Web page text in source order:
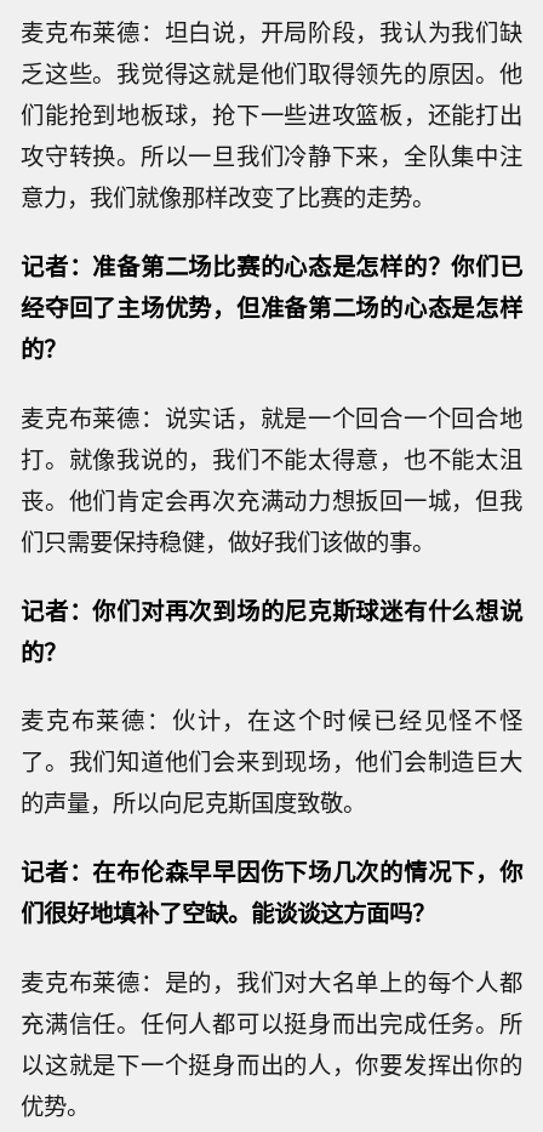
麦克布莱德：坦白说，开局阶段，我认为我们缺
乏这些。我觉得这就是他们取得领先的原因。他
们能抢到地板球，抢下一些进攻篮板，还能打出
攻守转换。所以一旦我们冷静下来，全队集中注
意力，我们就像那样改变了比赛的走势。
记者：准备第二场比赛的心态是怎样的？你们已
经夺回了主场优势，但准备第二场的心态是怎样
的？
麦克布莱德：说实话，就是一个回合一个回合地
打。就像我说的，我们不能太得意，也不能太沮
丧。他们肯定会再次充满动力想扳回一城，但我
们只需要保持稳健，做好我们该做的事。
记者：你们对再次到场的尼克斯球迷有什么想说
的？
麦克布莱德：伙计，在这个时候已经见怪不怪
了。我们知道他们会来到现场，他们会制造巨大
的声量，所以向尼克斯国度致敬。
记者：在布伦森早早因伤下场几次的情况下，你
们很好地填补了空缺。能谈谈这方面吗？
麦克布莱德：是的，我们对大名单上的每个人都
充满信任。任何人都可以挺身而出完成任务。所
以这就是下一个挺身而出的人，你要发挥出你的
优势。